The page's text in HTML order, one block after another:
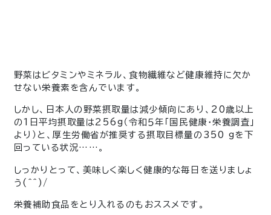
野菜はビタミンやミネラル、食物繊維など健康維持に欠か
せない栄養素を含んでいます。
しかし、日本人の野菜摂取量は減少傾向にあり、20歳以上
の1日平均摂取量は256g（令和５年「国民健康・栄養調査」
より）と、厚生労働省が推奨する摂取目標量の350 gを下
回っている状況……。
しっかりとって、美味しく楽しく健康的な毎日を送りましょ
う(^^)/
栄養補助食品をとり入れるのもおススメです。